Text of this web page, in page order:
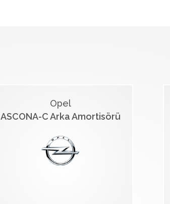
Opel
ASCONA-C Arka Amortisörü